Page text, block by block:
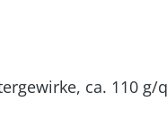
ca. 110